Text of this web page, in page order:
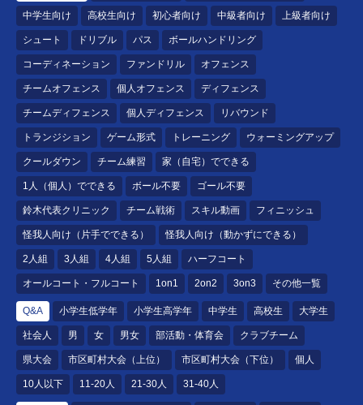
中学生向け 高校生向け 初心者向け 中級者向け 上級者向け
シュート ドリブル パス ボールハンドリング
コーディネーション ファンドリル オフェンス
チームオフェンス 個人オフェンス ディフェンス
チームディフェンス 個人ディフェンス リバウンド
トランジション ゲーム形式 トレーニング ウォーミングアップ
クールダウン チーム練習 家（自宅）でできる
1人（個人）でできる ボール不要 ゴール不要
鈴木代表クリニック チーム戦術 スキル動画 フィニッシュ
怪我人向け（片手でできる） 怪我人向け（動かずにできる）
2人組 3人組 4人組 5人組 ハーフコート
オールコート・フルコート 1on1 2on2 3on3 その他一覧
Q&A 小学生低学年 小学生高学年 中学生 高校生 大学生
社会人 男 女 男女 部活動・体育会 クラブチーム
県大会 市区町村大会（上位） 市区町村大会（下位） 個人
10人以下 11-20人 21-30人 31-40人